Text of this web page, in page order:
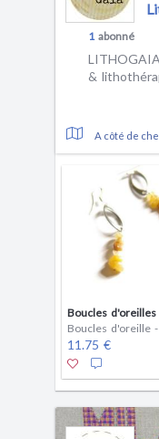
1abonné
&
A côté de
Boucles d'oreille
11.75 €